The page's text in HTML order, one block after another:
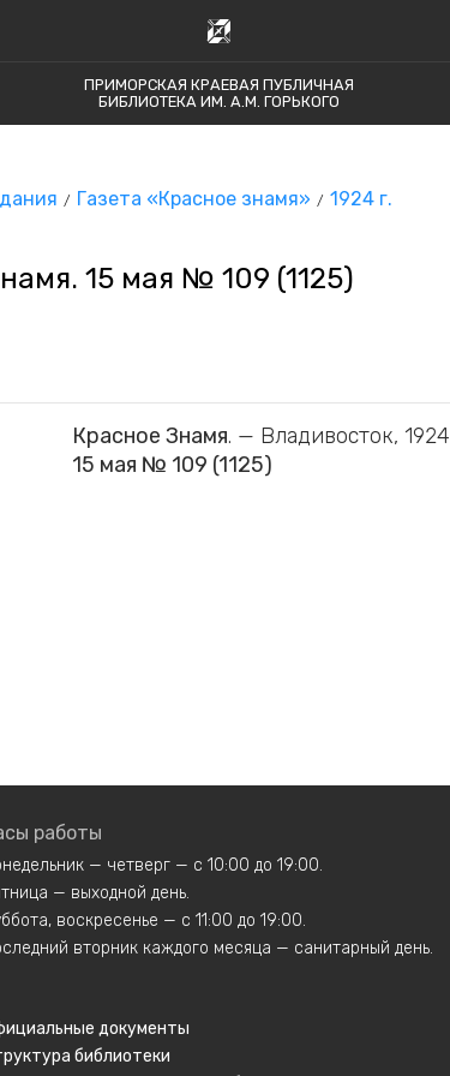
ПРИМОРСКАЯ КРАЕВАЯ ПУБЛИЧНАЯ
БИБЛИОТЕКА ИМ. А.М. ГОРЬКОГО
Газета «Красное знамя» 1924 г.
15 мая № 109 (1125)
Красное Знамя. — Владивосток, 1924
15 мая № 109 (1125)
работы
— четверг — с 10:00 до 19:00.
— выходной день.
воскресенье — с 11:00 до 19:00.
вторник каждого месяца — санитарный день.
документы
библиотеки